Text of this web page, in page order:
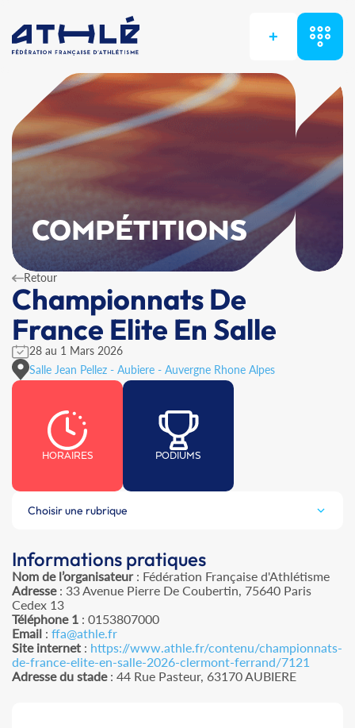
+
COMPÉTITIONS
Retour
Championnats De
France Elite En Salle
28 au 1 Mars 2026
Salle Jean Pellez - Aubiere - Auvergne Rhone Alpes
HORAIRES PODIUMS
Choisir une rubrique
Informations pratiques
Nom de l’organisateur: Fédération Française d'Athlétisme
Adresse: 33 Avenue Pierre De Coubertin, 75640 Paris
Cedex 13
Téléphone 1 : 0153807000
Email : ffa@athle.fr
Site internet : https://www.athle.fr/contenu/championnats-
de-france-elite-en-salle-2026-clermont-ferrand/7121
Adresse du stade: 44 Rue Pasteur, 63170 AUBIERE